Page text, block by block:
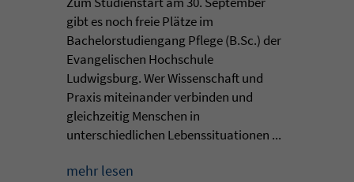
gibt es noch freie Plätze im
Bachelorstudiengang Pflege (B.Sc.) der
Evangelischen Hochschule
Ludwigsburg. Wer Wissenschaft und
Praxis miteinander verbinden und
gleichzeitig Menschen in
unterschiedlichen Lebenssituationen ...
mehr lesen